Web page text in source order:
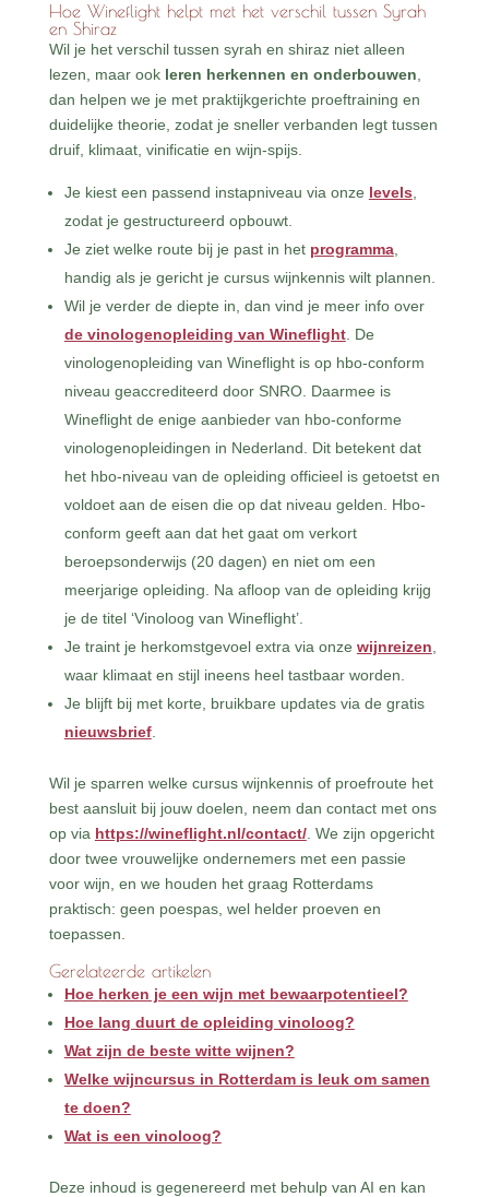
Hoe Wineflight helpt met het verschil tussen Syrah
en Shiraz
Wil je het verschil tussen syrah en shiraz niet alleen
lezen, maar ook leren herkennen en onderbouwen
dan helpen we je met praktijkgerichte proeftraining en
duidelijke theorie, zodat je sneller verbanden legt tussen
druif, klimaat, vinificatie en wijn-spijs.
Je kiest een passend instapniveau via onze levels
zodat je gestructureerd opbouwt.
Je ziet welke route bij je past in het programma,
handig als je gericht je cursus wijnkennis wilt plannen.
Wil je verder de diepte in, dan vind je meer info over
de vinologenopleiding van Wineflight. De
vinologenopleiding van Wineflight is op hbo-conform
niveau geaccrediteerd door SNRO. Daarmee is
Wineflight de enige aanbieder van hbo-conforme
vinologenopleidingen in Nederland. Dit betekent dat
het hbo-niveau van de opleiding officieel is getoetst en
voldoet aan de eisen die op dat niveau gelden. Hbo-
conform geeft aan dat het gaat om verkort
beroepsonderwijs (20 dagen) en niet om een
meerjarige opleiding. Na afloop van de opleiding krijg
je de titel ‘Vinoloog van Wineflight’.
Je traint je herkomstgevoel extra via onze wijnreizen
waar klimaat en stijl ineens heel tastbaar worden.
Je blijft bij met korte, bruikbare updates via de gratis
nieuwsbrief.
Wil je sparren welke cursus wijnkennis of proefroute het
best aansluit bij jouw doelen, neem dan contact met ons
op via https://wineflight.nl/contact/. We zijn opgericht
door twee vrouwelijke ondernemers met een passie
voor wijn, en we houden het graag Rotterdams
praktisch: geen poespas, wel helder proeven en
toepassen.
Gerelateerde artikelen
Hoe herken je een wijn met bewaarpotentieel?
Hoe lang duurt de opleiding vinoloog?
Wat zijn de beste witte wijnen?
Welke wijncursus in Rotterdam is leuk om samen
te doen?
Wat is een vinoloog?
Deze inhoud is gegenereerd met behulp van AI en kan